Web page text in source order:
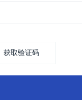
获取验证码